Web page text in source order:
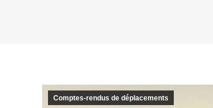
Comptes-rendus de déplacements